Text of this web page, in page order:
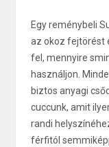
Egy reménybeli
az okoz fejtörést
fel, mennyire
használjon.
biztos anyagi
cuccunk, amit
randi
férfitól